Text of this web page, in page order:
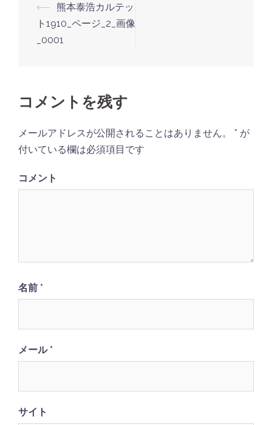
投
稿
ナ
ー
ョ
ン
⟵
熊本泰浩カルテッ
ト1910_ページ_2_画像
_0001
コメントを残す
メールアドレスが公開されることはありません。 * が
付いている欄は必須項目です
コメント
名前 *
メール*
サイト